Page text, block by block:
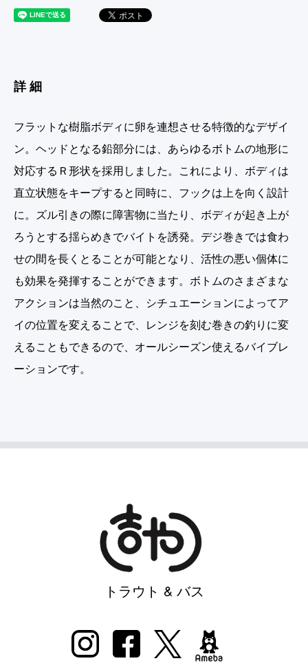
詳細
フラットな樹脂ボディに卵を連想させる特徴的なデザイ
ン。ヘッドとなる鉛部分には、あらゆるボトムの地形に
対応するＲ形状を採用しました。これにより、ボディは
直立状態をキープすると同時に、フックは上を向く設計
に。ズル引きの際に障害物に当たり、ボディが起き上が
ろうとする揺らめきでバイトを誘発。デジ巻きでは食わ
せの間を長くとることが可能となり、活性の悪い個体に
も効果を発揮することができます。ボトムのさまざまな
アクションは当然のこと、シチュエーションによってア
イの位置を変えることで、レンジを刻む巻きの釣りに変
えることもできるので、オールシーズン使えるバイブレ
ーションです。
トラウト & バス